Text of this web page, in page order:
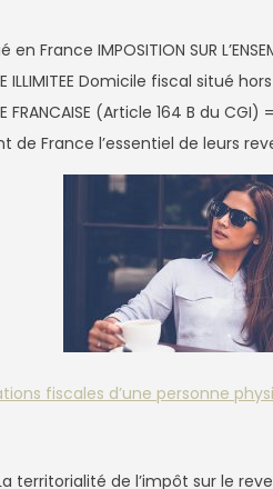
France IMPOSITION SUR
ILLIMITEE Domicile fiscal situé
FRANCAISE (Article 164 B du
de France l’essentiel de leurs
fiscales d’une personne
territorialité de l’impôt sur le